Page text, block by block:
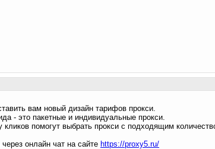
вам новый дизайн тарифов прокси.
- это пакетные и индивидуальные прокси.
кликов помогут выбрать прокси с подходящим
онлайн чат на сайте https://proxy5.ru/